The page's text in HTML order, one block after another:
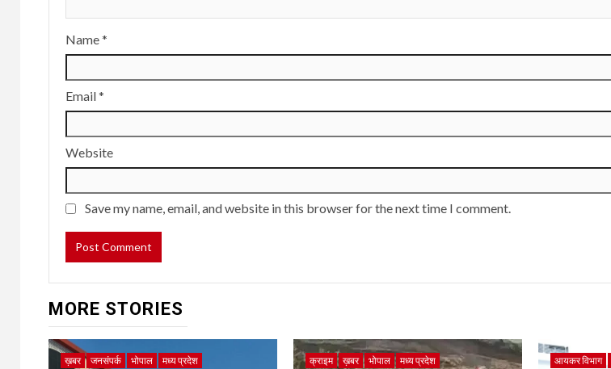
Name*
Email*
Website
Save my name, email, and website in this browser for the next time I comment.
MORE STORIES
ख़बर जनसंपर्क भोपाल
मध्य प्रदेश
क्राइम ख़बर भोपाल
मध्य प्रदेश
आयकर विभाग